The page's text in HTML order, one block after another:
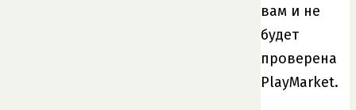
вам и не
будет
проверена
PlayMarket.